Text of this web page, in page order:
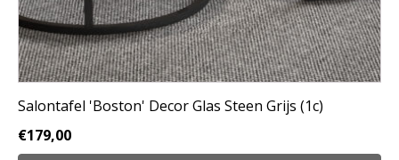
Salontafel 'Boston' Decor Glas Steen Grijs (1c)
€179,00